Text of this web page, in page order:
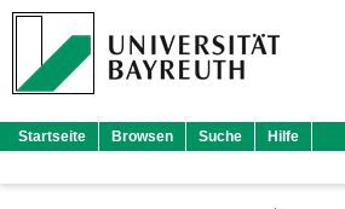
Startseite Browsen Suche Hilfe